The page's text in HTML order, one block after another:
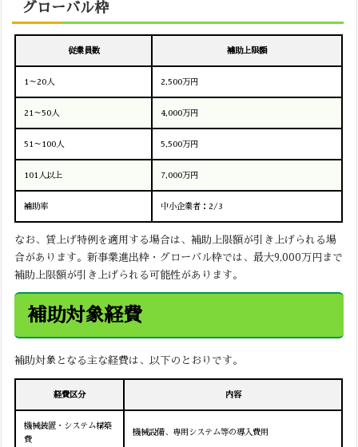
グローバル枠
従業員数 補助上限額
1～20人 2,500万円
21～50人 4,000万円
51～100人 5,500万円
101人以上 7,000万円
補助率 中小企業者：2/3
なお、賃上げ特例を適用する場合は、補助上限額が引き上げられる場
合があります。新事業進出枠・グローバル枠では、最大9,000万円まで
補助上限額が引き上げられる可能性があります。
補助対象経費
補助対象となる主な経費は、以下のとおりです。
経費区分 内容
機械装置・システム構築
費
機械設備、専用システム等の導入費用